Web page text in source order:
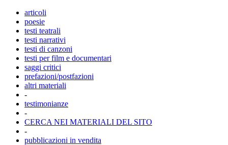
articoli
poesie
testi teatrali
testi narrativi
testi di canzoni
testi per film e documentari
saggi critici
prefazioni/postfazioni
altri materiali
-
testimonianze
-
CERCA NEI MATERIALI DEL SITO
-
pubblicazioni in vendita